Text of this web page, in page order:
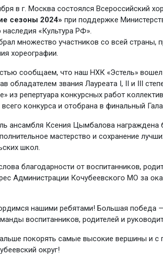
в г. Москва состоялся Всероссийский
сезоны 2024» при поддержке
наследия «Культура РФ».
множество участников со всей страны,
хореографии.
сообщаем, что наш НХК «Эстель» вошел
обладателем звания Лауреата I, II и III
из репертуара конкурсных работ
конкурса и отобрана в финальный
ансамбля Ксения Цымбалова награждена
мастерство и сохранение
школ.
благодарности от воспитанников,
Администрации Кочубеевского МО за
нашими ребятами! Большая победа
воспитанников, родителей и
покорять самые высокие вершины и с
округ!